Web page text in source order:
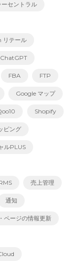
セントラル
テール
ChatGPT
FBA FTP
Google マップ
Shopify
ピング
ルPLUS
売上管理
通知
ページの情報更新